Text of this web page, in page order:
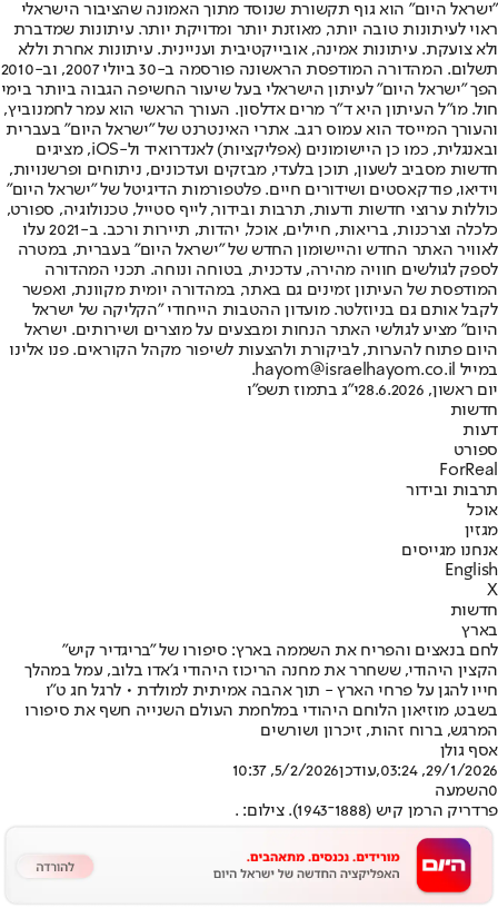
"ישראל היום" הוא גוף תקשורת שנוסד מתוך האמונה שהציבור הישראלי
ראוי לעיתונות טובה יותר, מאוזנת יותר ומדויקת יותר. עיתונות שמדברת
ולא צועקת. עיתונות אמינה, אובייקטיבית ועניינית. עיתונות אחרת וללא
תשלום. המהדורה המודפסת הראשונה פורסמה ב-30 ביולי 2007, וב-2010
הפך "ישראל היום" לעיתון הישראלי בעל שיעור החשיפה הגבוה ביותר בימי
חול. מו"ל העיתון היא ד"ר מרים אדלסון. העורך הראשי הוא עמר לחמנוביץ,
והעורך המייסד הוא עמוס רגב. אתרי האינטרנט של "ישראל היום" בעברית
ובאנגלית, כמו כן היישומונים (אפליקציות) לאנדרואיד ול-iOS, מציגים
חדשות מסביב לשעון, תוכן בלעדי, מבזקים ועדכונים, ניתוחים ופרשנויות,
וידיאו, פודקאסטים ושידורים חיים. פלטפורמות הדיגיטל של "ישראל היום"
כוללות ערוצי חדשות ודעות, תרבות ובידור, לייף סטייל, טכנולוגיה, ספורט,
כלכלה וצרכנות, בריאות, חיילים, אוכל, יהדות, תיירות ורכב. ב-2021 עלו
לאוויר האתר החדש והיישומון החדש של "ישראל היום" בעברית, במטרה
לספק לגולשים חוויה מהירה, עדכנית, בטוחה ונוחה. תכני המהדורה
המודפסת של העיתון זמינים גם באתר, במהדורה יומית מקוונת, ואפשר
לקבל אותם גם בניוזלטר. מועדון ההטבות הייחודי "הקליקה של ישראל
היום" מציע לגולשי האתר הנחות ומבצעים על מוצרים ושירותים. ישראל
היום פתוח להערות, לביקורת ולהצעות לשיפור מקהל הקוראים. פנו אלינו
במייל hayom@israelhayom.co.il.
יום ראשון, 28.6.2026
י"ג בתמוז תשפ"ו
חדשות
דעות
ספורט
ForReal
תרבות ובידור
אוכל
מגזין
אנחנו מגייסים
English
X
חדשות
בארץ
לחם בנאצים והפריח את השממה בארץ: סיפורו של "בריגדיר קיש"
הקצין היהודי, ששחרר את מחנה הריכוז היהודי ג'אדו בלוב, עמל במהלך
חייו להגן על פרחי הארץ - תוך אהבה אמיתית למולדת • לרגל חג ט"ו
בשבט, מוזיאון הלוחם היהודי במלחמת העולם השנייה חשף את סיפורו
המרגש, ברוח זהות, זיכרון ושורשים
אסף גולן
29/1/2026, 03:24
,עודכן5/2/2026, 10:37
0השמעה
פרדריק הרמן קיש (1888־1943). צילום: .